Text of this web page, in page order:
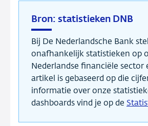
Bron: statistieken DNB
Bij De Nederlandsche Bank
onafhankelijk statistieken op
Nederlandse financiële sector
artikel is gebaseerd op die
informatie over onze
dashboards vind je op de